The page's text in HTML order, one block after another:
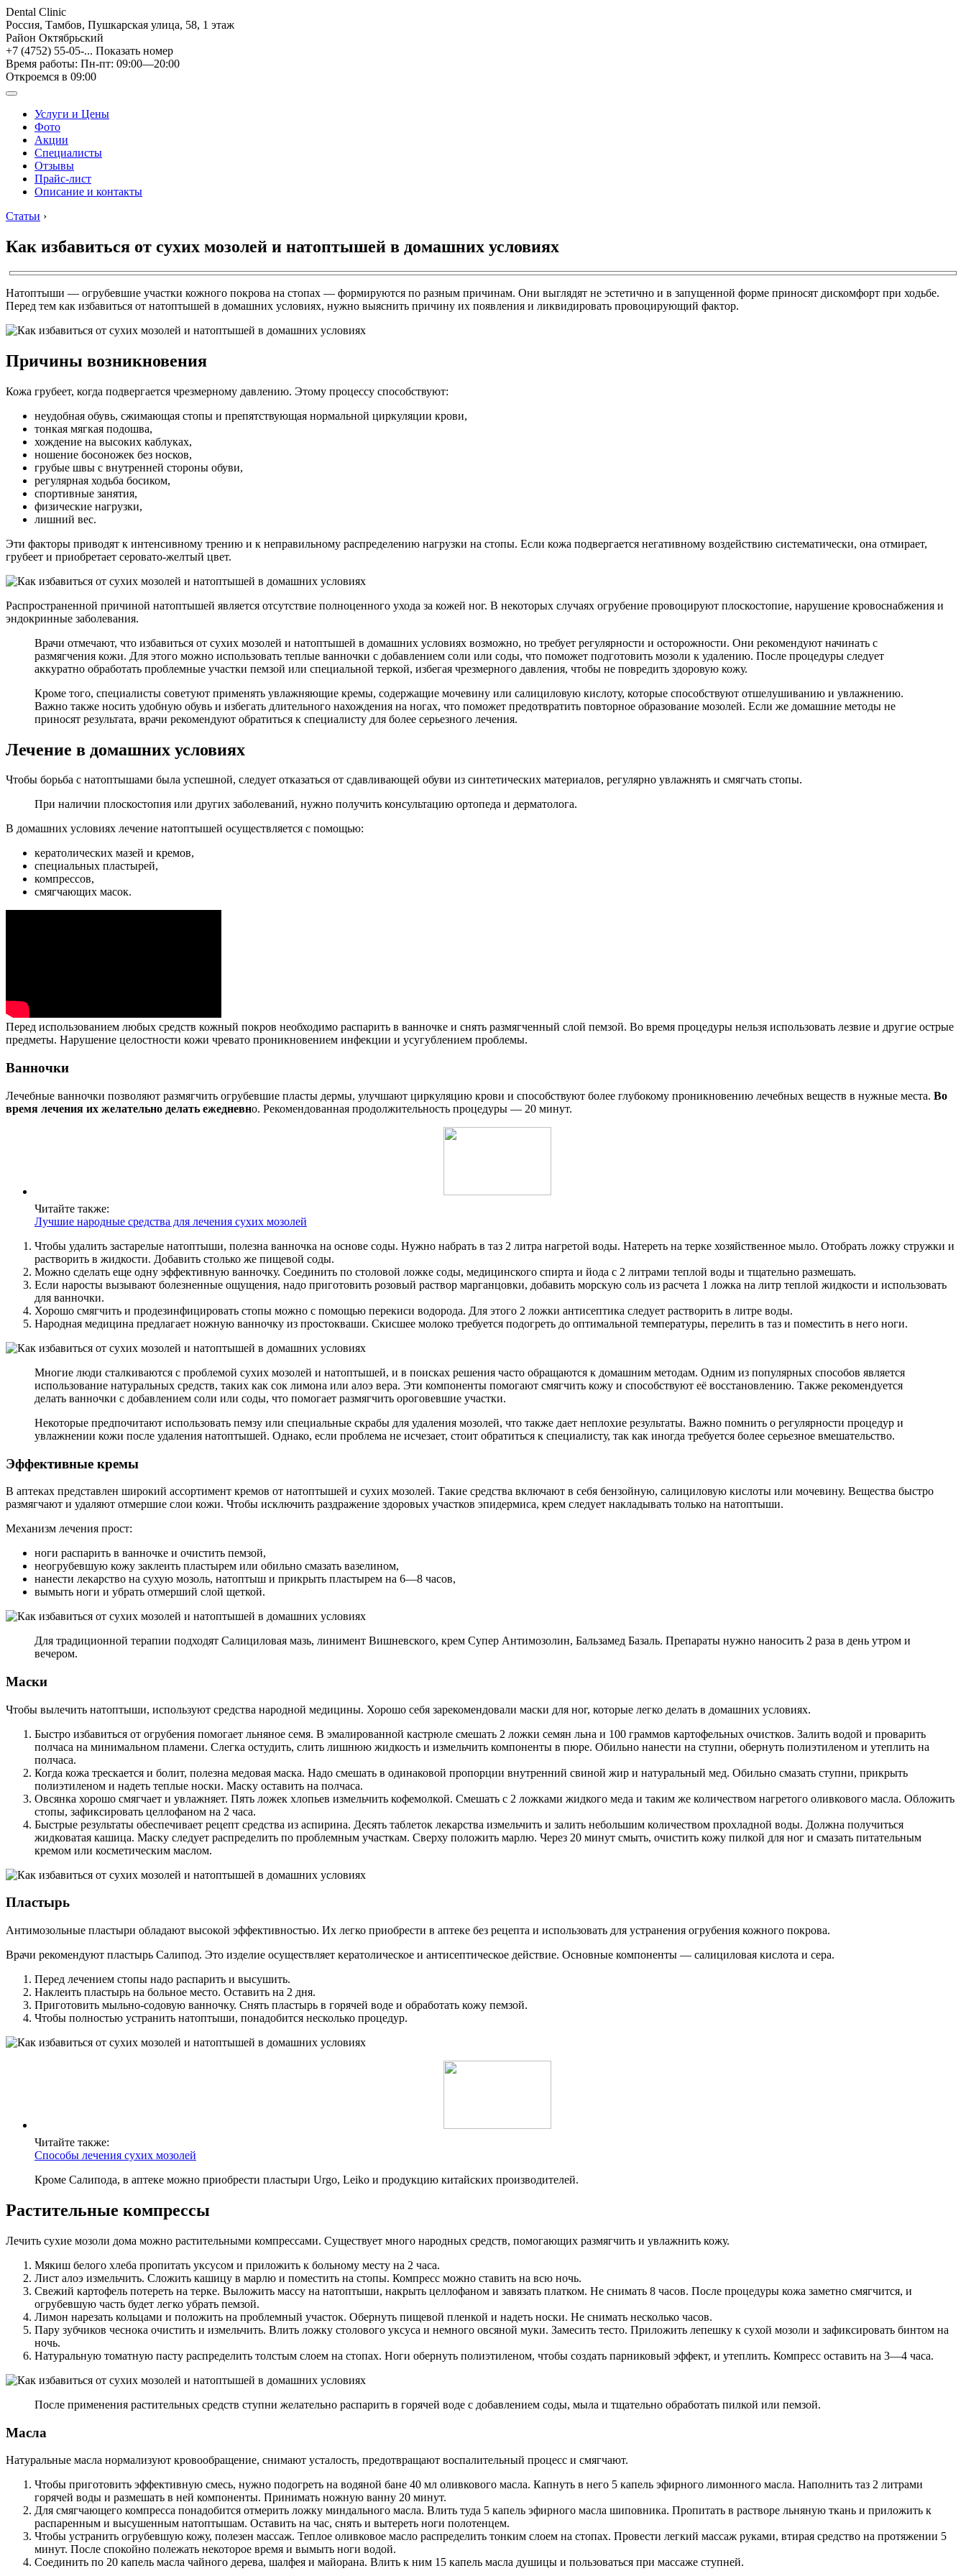
Dental Clinic
Россия, Тамбов, Пушкарская улица, 58, 1 этаж
Район Октябрьский
+7 (4752) 55-05-... Показать номер
Время работы: Пн-пт: 09:00—20:00
Откроемся в 09:00
Услуги и Цены
Фото
Акции
Специалисты
Отзывы
Прайс-лист
Описание и контакты
Статьи ›
Как избавиться от сухих мозолей и натоптышей в домашних условиях
Натоптыши — огрубевшие участки кожного покрова на стопах — формируются по разным причинам. Они выглядят не эстетично и в запущенной форме приносят дискомфорт при ходьбе.
Перед тем как избавиться от натоптышей в домашних условиях, нужно выяснить причину их появления и ликвидировать провоцирующий фактор.
Причины возникновения
Кожа грубеет, когда подвергается чрезмерному давлению. Этому процессу способствуют:
неудобная обувь, сжимающая стопы и препятствующая нормальной циркуляции крови,
тонкая мягкая подошва,
хождение на высоких каблуках,
ношение босоножек без носков,
грубые швы с внутренней стороны обуви,
регулярная ходьба босиком,
спортивные занятия,
физические нагрузки,
лишний вес.
Эти факторы приводят к интенсивному трению и к неправильному распределению нагрузки на стопы. Если кожа подвергается негативному воздействию систематически, она отмирает,
грубеет и приобретает серовато-желтый цвет.
Распространенной причиной натоптышей является отсутствие полноценного ухода за кожей ног. В некоторых случаях огрубение провоцируют плоскостопие, нарушение кровоснабжения и
эндокринные заболевания.
Врачи отмечают, что избавиться от сухих мозолей и натоптышей в домашних условиях возможно, но требует регулярности и осторожности. Они рекомендуют начинать с
размягчения кожи. Для этого можно использовать теплые ванночки с добавлением соли или соды, что поможет подготовить мозоли к удалению. После процедуры следует
аккуратно обработать проблемные участки пемзой или специальной теркой, избегая чрезмерного давления, чтобы не повредить здоровую кожу.
Кроме того, специалисты советуют применять увлажняющие кремы, содержащие мочевину или салициловую кислоту, которые способствуют отшелушиванию и увлажнению.
Важно также носить удобную обувь и избегать длительного нахождения на ногах, что поможет предотвратить повторное образование мозолей. Если же домашние методы не
приносят результата, врачи рекомендуют обратиться к специалисту для более серьезного лечения.
Лечение в домашних условиях
Чтобы борьба с натоптышами была успешной, следует отказаться от сдавливающей обуви из синтетических материалов, регулярно увлажнять и смягчать стопы.
При наличии плоскостопия или других заболеваний, нужно получить консультацию ортопеда и дерматолога.
В домашних условиях лечение натоптышей осуществляется с помощью:
кератолических мазей и кремов,
специальных пластырей,
компрессов,
смягчающих масок.
Перед использованием любых средств кожный покров необходимо распарить в ванночке и снять размягченный слой пемзой. Во время процедуры нельзя использовать лезвие и другие острые
предметы. Нарушение целостности кожи чревато проникновением инфекции и усугублением проблемы.
Ванночки
Лечебные ванночки позволяют размягчить огрубевшие пласты дермы, улучшают циркуляцию крови и способствуют более глубокому проникновению лечебных веществ в нужные места. Во
время лечения их желательно делать ежедневно. Рекомендованная продолжительность процедуры — 20 минут.
Читайте также:
Лучшие народные средства для лечения сухих мозолей
Чтобы удалить застарелые натоптыши, полезна ванночка на основе соды. Нужно набрать в таз 2 литра нагретой воды. Натереть на терке хозяйственное мыло. Отобрать ложку стружки и
растворить в жидкости. Добавить столько же пищевой соды.
Можно сделать еще одну эффективную ванночку. Соединить по столовой ложке соды, медицинского спирта и йода с 2 литрами теплой воды и тщательно размешать.
Если наросты вызывают болезненные ощущения, надо приготовить розовый раствор марганцовки, добавить морскую соль из расчета 1 ложка на литр теплой жидкости и использовать
для ванночки.
Хорошо смягчить и продезинфицировать стопы можно с помощью перекиси водорода. Для этого 2 ложки антисептика следует растворить в литре воды.
Народная медицина предлагает ножную ванночку из простокваши. Скисшее молоко требуется подогреть до оптимальной температуры, перелить в таз и поместить в него ноги.
Многие люди сталкиваются с проблемой сухих мозолей и натоптышей, и в поисках решения часто обращаются к домашним методам. Одним из популярных способов является
использование натуральных средств, таких как сок лимона или алоэ вера. Эти компоненты помогают смягчить кожу и способствуют её восстановлению. Также рекомендуется
делать ванночки с добавлением соли или соды, что помогает размягчить ороговевшие участки.
Некоторые предпочитают использовать пемзу или специальные скрабы для удаления мозолей, что также дает неплохие результаты. Важно помнить о регулярности процедур и
увлажнении кожи после удаления натоптышей. Однако, если проблема не исчезает, стоит обратиться к специалисту, так как иногда требуется более серьезное вмешательство.
Эффективные кремы
В аптеках представлен широкий ассортимент кремов от натоптышей и сухих мозолей. Такие средства включают в себя бензойную, салициловую кислоты или мочевину. Вещества быстро
размягчают и удаляют отмершие слои кожи. Чтобы исключить раздражение здоровых участков эпидермиса, крем следует накладывать только на натоптыши.
Механизм лечения прост:
ноги распарить в ванночке и очистить пемзой,
неогрубевшую кожу заклеить пластырем или обильно смазать вазелином,
нанести лекарство на сухую мозоль, натоптыш и прикрыть пластырем на 6—8 часов,
вымыть ноги и убрать отмерший слой щеткой.
Для традиционной терапии подходят Салициловая мазь, линимент Вишневского, крем Супер Антимозолин, Бальзамед Базаль. Препараты нужно наносить 2 раза в день утром и
вечером.
Маски
Чтобы вылечить натоптыши, используют средства народной медицины. Хорошо себя зарекомендовали маски для ног, которые легко делать в домашних условиях.
Быстро избавиться от огрубения помогает льняное семя. В эмалированной кастрюле смешать 2 ложки семян льна и 100 граммов картофельных очистков. Залить водой и проварить
полчаса на минимальном пламени. Слегка остудить, слить лишнюю жидкость и измельчить компоненты в пюре. Обильно нанести на ступни, обернуть полиэтиленом и утеплить на
полчаса.
Когда кожа трескается и болит, полезна медовая маска. Надо смешать в одинаковой пропорции внутренний свиной жир и натуральный мед. Обильно смазать ступни, прикрыть
полиэтиленом и надеть теплые носки. Маску оставить на полчаса.
Овсянка хорошо смягчает и увлажняет. Пять ложек хлопьев измельчить кофемолкой. Смешать с 2 ложками жидкого меда и таким же количеством нагретого оливкового масла. Обложить
стопы, зафиксировать целлофаном на 2 часа.
Быстрые результаты обеспечивает рецепт средства из аспирина. Десять таблеток лекарства измельчить и залить небольшим количеством прохладной воды. Должна получиться
жидковатая кашица. Маску следует распределить по проблемным участкам. Сверху положить марлю. Через 20 минут смыть, очистить кожу пилкой для ног и смазать питательным
кремом или косметическим маслом.
Пластырь
Антимозольные пластыри обладают высокой эффективностью. Их легко приобрести в аптеке без рецепта и использовать для устранения огрубения кожного покрова.
Врачи рекомендуют пластырь Салипод. Это изделие осуществляет кератолическое и антисептическое действие. Основные компоненты — салициловая кислота и сера.
Перед лечением стопы надо распарить и высушить.
Наклеить пластырь на больное место. Оставить на 2 дня.
Приготовить мыльно-содовую ванночку. Снять пластырь в горячей воде и обработать кожу пемзой.
Чтобы полностью устранить натоптыши, понадобится несколько процедур.
Читайте также:
Способы лечения сухих мозолей
Кроме Салипода, в аптеке можно приобрести пластыри Urgo, Leiko и продукцию китайских производителей.
Растительные компрессы
Лечить сухие мозоли дома можно растительными компрессами. Существует много народных средств, помогающих размягчить и увлажнить кожу.
Мякиш белого хлеба пропитать уксусом и приложить к больному месту на 2 часа.
Лист алоэ измельчить. Сложить кашицу в марлю и поместить на стопы. Компресс можно ставить на всю ночь.
Свежий картофель потереть на терке. Выложить массу на натоптыши, накрыть целлофаном и завязать платком. Не снимать 8 часов. После процедуры кожа заметно смягчится, и
огрубевшую часть будет легко убрать пемзой.
Лимон нарезать кольцами и положить на проблемный участок. Обернуть пищевой пленкой и надеть носки. Не снимать несколько часов.
Пару зубчиков чеснока очистить и измельчить. Влить ложку столового уксуса и немного овсяной муки. Замесить тесто. Приложить лепешку к сухой мозоли и зафиксировать бинтом на
ночь.
Натуральную томатную пасту распределить толстым слоем на стопах. Ноги обернуть полиэтиленом, чтобы создать парниковый эффект, и утеплить. Компресс оставить на 3—4 часа.
После применения растительных средств ступни желательно распарить в горячей воде с добавлением соды, мыла и тщательно обработать пилкой или пемзой.
Масла
Натуральные масла нормализуют кровообращение, снимают усталость, предотвращают воспалительный процесс и смягчают.
Чтобы приготовить эффективную смесь, нужно подогреть на водяной бане 40 мл оливкового масла. Капнуть в него 5 капель эфирного лимонного масла. Наполнить таз 2 литрами
горячей воды и размешать в ней компоненты. Принимать ножную ванну 20 минут.
Для смягчающего компресса понадобится отмерить ложку миндального масла. Влить туда 5 капель эфирного масла шиповника. Пропитать в растворе льняную ткань и приложить к
распаренным и высушенным натоптышам. Оставить на час, снять и вытереть ноги полотенцем.
Чтобы устранить огрубевшую кожу, полезен массаж. Теплое оливковое масло распределить тонким слоем на стопах. Провести легкий массаж руками, втирая средство на протяжении 5
минут. После спокойно полежать некоторое время и вымыть ноги водой.
Соединить по 20 капель масла чайного дерева, шалфея и майорана. Влить к ним 15 капель масла душицы и пользоваться при массаже ступней.